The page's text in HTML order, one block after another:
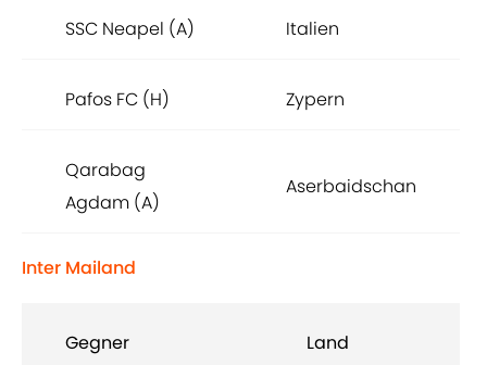
SSC Neapel (A) Italien
Pafos FC (H) Zypern
Qarabag
Agdam (A)
Aserbaidschan
Inter Mailand
Gegner Land